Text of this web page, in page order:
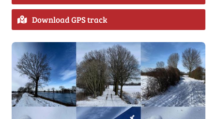
Download GPS track